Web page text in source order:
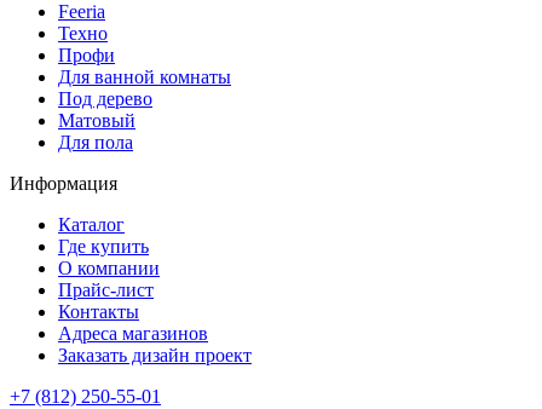
Feeria
Техно
Профи
Для ванной комнаты
Под дерево
Матовый
Для пола
Информация
Каталог
Где купить
О компании
Прайс-лист
Контакты
Адреса магазинов
Заказать дизайн проект
+7 (812) 250-55-01